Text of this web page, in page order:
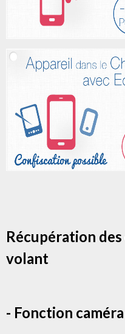
Récupération
volant
- Fonction